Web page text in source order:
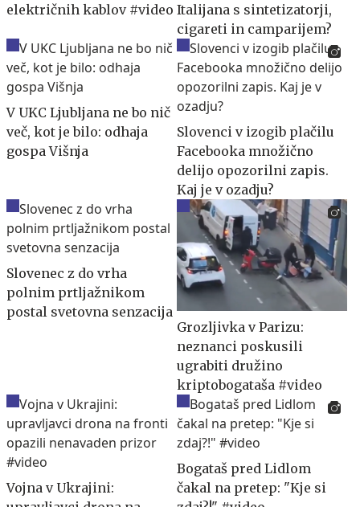
električnih kablov #video Italijana s sintetizatorji,
cigareti in camparijem?
V UKC Ljubljana ne bo nič
več, kot je bilo: odhaja
gospa Višnja
Slovenci v izogib plačilu
Facebooka množično
delijo opozorilni zapis.
Kaj je v ozadju?
Slovenec z do vrha
polnim prtljažnikom
postal svetovna senzacija
Grozljivka v Parizu:
neznanci poskusili
ugrabiti družino
kriptobogataša #video
Vojna v Ukrajini:
Bogataš pred Lidlom
čakal na pretep: "Kje si